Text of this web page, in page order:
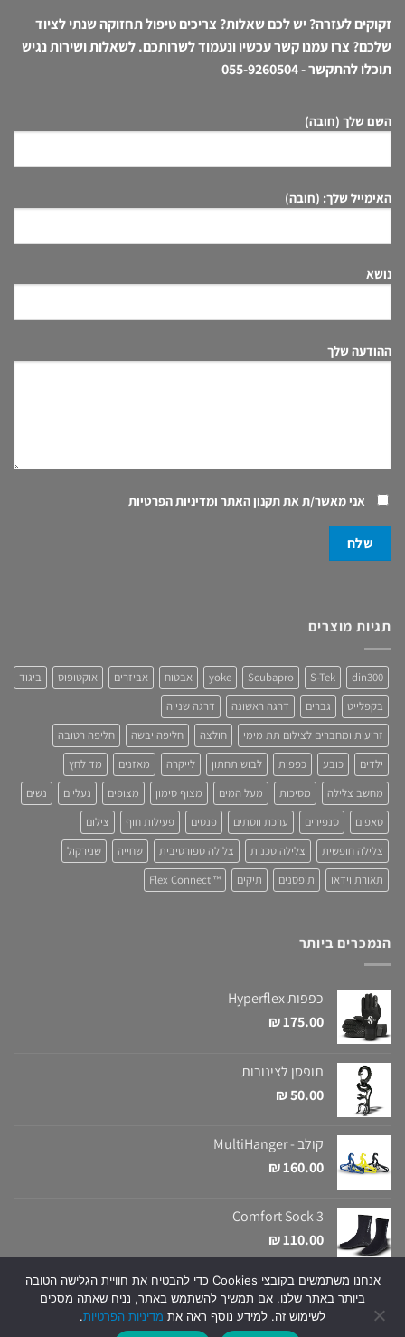
זקוקים לעזרה? יש לכם שאלות? צריכים טיפול תחזוקה שנתי לציוד
שלכם? צרו עמנו קשר עכשיו ונעמוד לשרותכם. לשאלות ושירות נגיש
תוכלו להתקשר -055-9260504
השם שלך (חובה)
האימייל שלך: (חובה)
נושא
ההודעה שלך
אני מאשר/ת אתתקנון האתר ומדיניות הפרטיות
תגיות מוצרים
din300
S-Tek
Scubapro
yoke אבטוח אביזרים אוקטופוס
ביגוד
בקפלייט
גברים דרגה ראשונה
דרגה שנייה
זרועות ומחברים לצילום תת מימי
חולצה חליפה יבשה
חליפה רטובה
ילדים
כובע כפפות לבוש תחתון לייקרה מאזנים
מד לחץ
מחשב צלילה
מסיכות מעל המים מצוף סימון מצופים נעליים
נשים
סאפים
סנפירים ערכת ווסתים פנסים פעילות חוף
צילום
צלילה חופשית
צלילה טכנית צלילה ספורטיבית שחייה
שנירקול
תאורת וידאו
תופסנים תיקים ™ Flex Connect
הנמכרים ביותר
כפפות Hyperflex
₪175.00
תופסן לצינורות
₪50.00
קולב - MultiHanger
₪160.00
Comfort Sock 3
₪110.00
Copyright 2026 ©Snapir| All Rights Reserved | Created and Designed
byCobiHay Digital
אנחנו משתמשים בקובצי Cookies כדי להבטיח את חוויית הגלישה הטובה
ביותר באתר שלנו. אם תמשיך להשתמש באתר, נניח שאתה מסכים
לשימוש זה. למידע נוסף ראה את מדיניות הפרטיות.